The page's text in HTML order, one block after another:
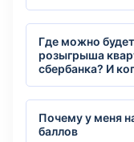
Где можно
розыгрыша
сбербанка? И
Почему у меня
баллов